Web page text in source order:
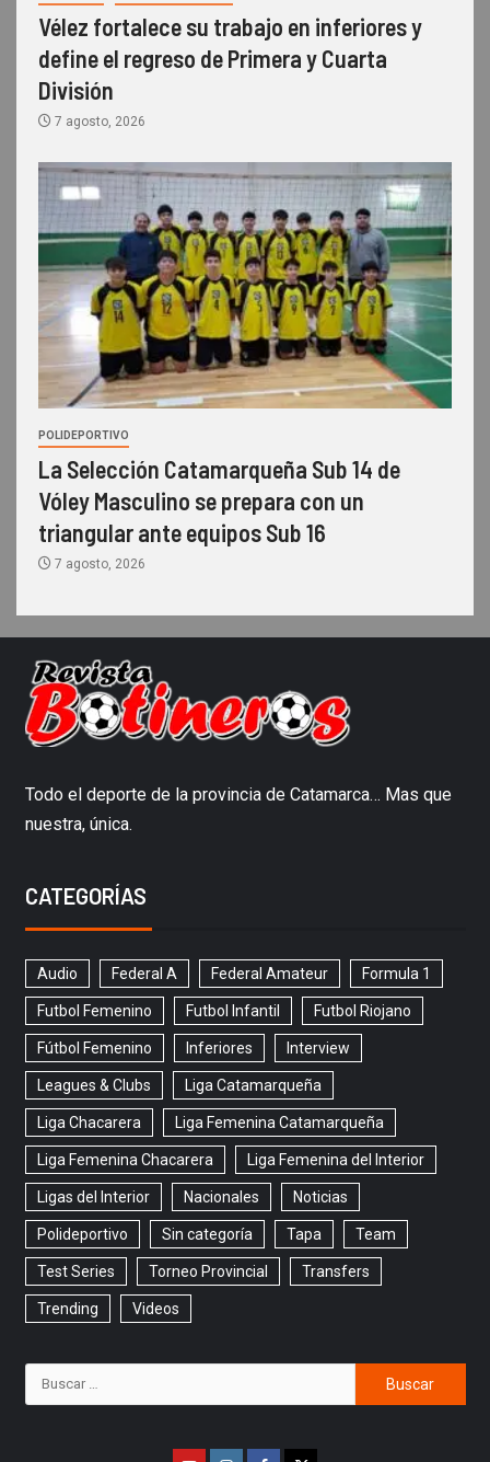
Vélez fortalece su trabajo en inferiores y
define el regreso de Primera y Cuarta
División
7 agosto, 2026
POLIDEPORTIVO
La Selección Catamarqueña Sub 14 de
Vóley Masculino se prepara con un
triangular ante equipos Sub 16
7 agosto, 2026
Todo el deporte de la provincia de Catamarca… Mas que
nuestra, única.
CATEGORÍAS
Audio Federal A Federal Amateur Formula 1
Futbol Femenino Futbol Infantil Futbol Riojano
Fútbol Femenino Inferiores Interview
Leagues & Clubs Liga Catamarqueña
Liga Chacarera Liga Femenina Catamarqueña
Liga Femenina Chacarera Liga Femenina del Interior
Ligas del Interior Nacionales Noticias
Polideportivo Sin categoría Tapa Team
Test Series Torneo Provincial Transfers
Trending Videos